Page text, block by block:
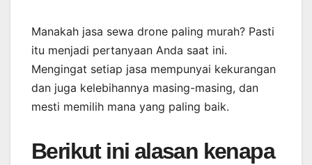
Manakah jasa sewa drone paling murah? Pasti
itu menjadi pertanyaan Anda saat ini.
Mengingat setiap jasa mempunyai kekurangan
dan juga kelebihannya masing-masing, dan
mesti memilih mana yang paling baik.
Berikut ini alasan kenapa